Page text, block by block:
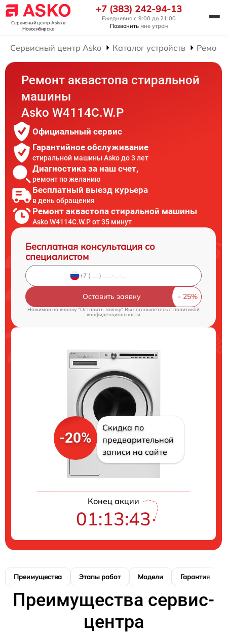
Сервисный центр Askoв
Новосибирске
+7 (383) 242-94-13
Ежедневно с 9:00 до 21:00
Позвонить мне утром
Сервисный центр Asko Каталог устройств
Ремонт аквастопа стиральной
машины
Asko W4114C.W.P
Официальный сервис
Гарантийное обслуживание
стиральной машины Asko до 3 лет
Диагностика за наш счет,
ремонт по желанию
Бесплатный выезд курьера
в день обращения
Ремонт аквастопа стиральной машины
Asko W4114C.W.P от 35 минут
Бесплатная консультация со
специалистом
Оставить заявку
Нажимая на кнопку "Оставить заявку" Вы соглашаетесь cполитикой
конфиденциальности
-20%
Скидка по
предварительной
записи на сайте
Конец акции
01:13:42
Преимущества Этапы работ Модели Гарантия
Преимущества сервис-
центра